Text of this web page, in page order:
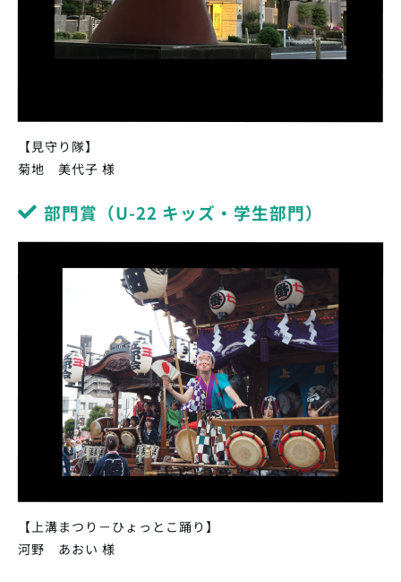
【見守り隊】
菊地 美代子 様
部門賞（U-22 キッズ・学生部門）
【上溝まつり－ひょっとこ踊り】
河野 あおい 様